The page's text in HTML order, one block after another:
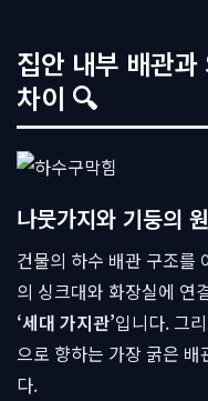
집안 내부 배관
차이 🔍
나뭇가지와 기둥의
건물의 하수 배관 구조를
의 싱크대와 화장실에 연
‘세대 가지관’입니다. 그
으로 향하는 가장 굵은 배
다.